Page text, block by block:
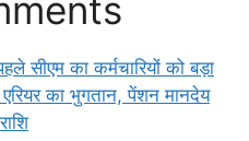
सीएम का कर्मचारियों को बड़ा
का भुगतान, पेंशन मानदेय